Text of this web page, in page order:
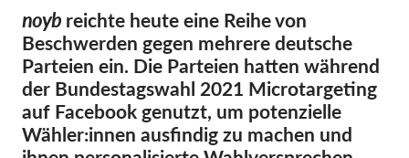
Jetzt Unterstützen!
Mitgliedschaft
Spenden
Sponsoring
Spendenabsetzbarkeit
noybreichte heute eine Reihe von
Beschwerden gegen mehrere deutsche
Parteien ein. Die Parteien hatten während
der Bundestagswahl 2021 Microtargeting
auf Facebook genutzt, um potenzielle
Wähler:innen ausfindig zu machen und